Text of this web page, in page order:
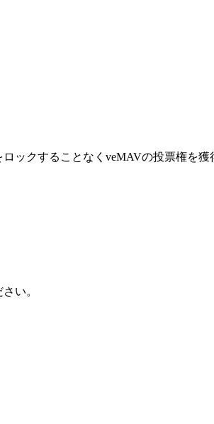
ックすることなくveMAVの投票権を
い。